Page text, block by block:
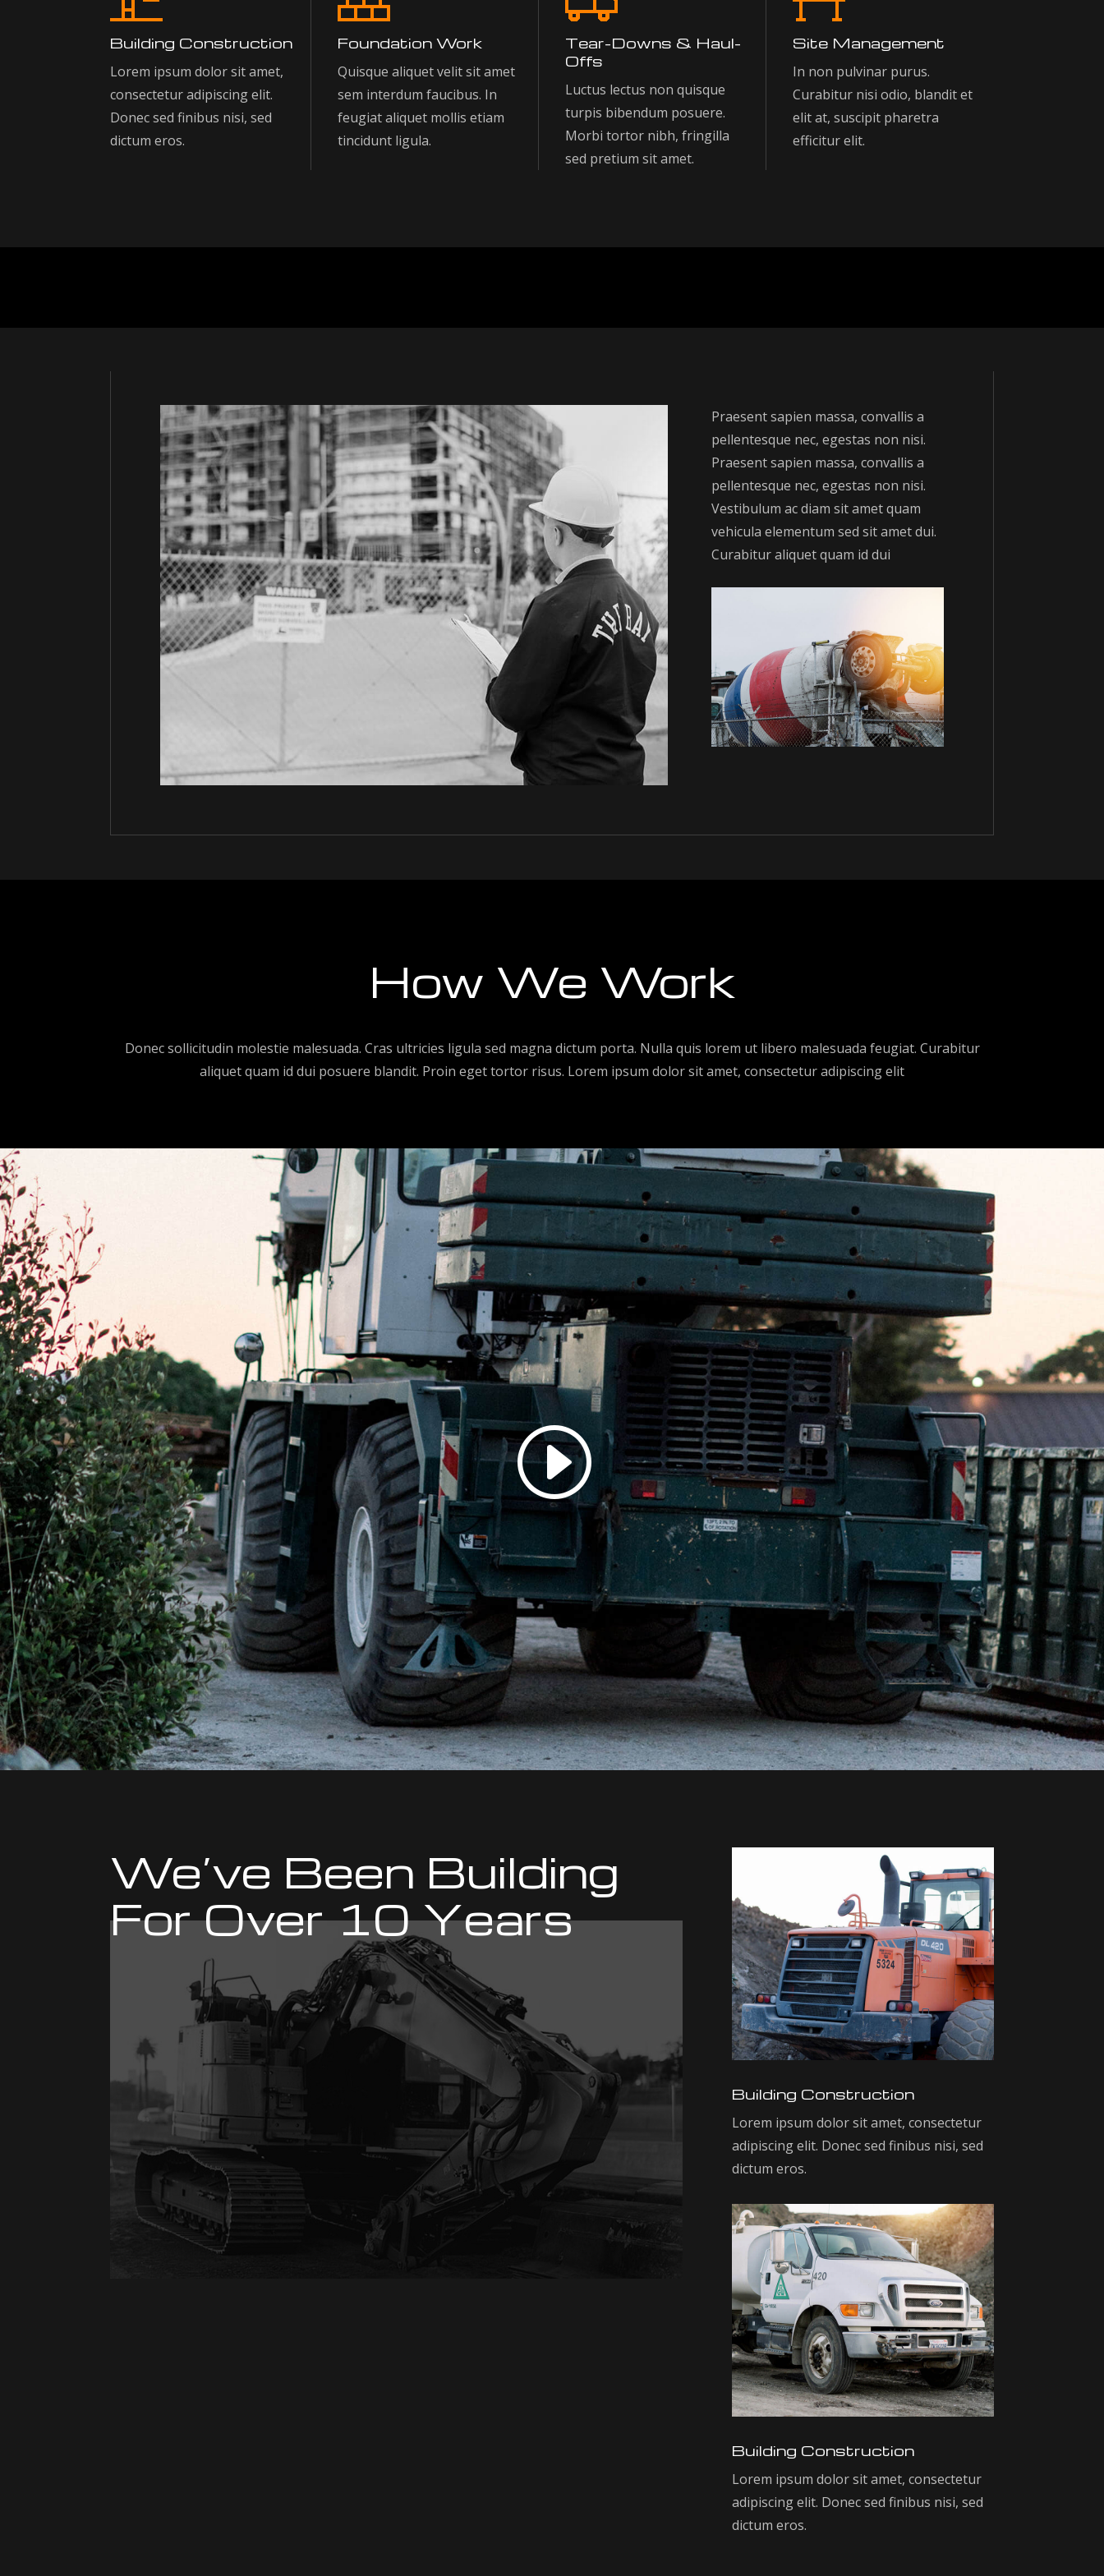
Building Construction
Lorem ipsum dolor sit amet,
consectetur adipiscing elit.
Donec sed finibus nisi, sed
dictum eros.
Foundation Work
Quisque aliquet velit sit amet
sem interdum faucibus. In
feugiat aliquet mollis etiam
tincidunt ligula.
Tear-Downs & Haul-
Offs
Luctus lectus non quisque
turpis bibendum posuere.
Morbi tortor nibh, fringilla
sed pretium sit amet.
Site Management
In non pulvinar purus.
Curabitur nisi odio, blandit et
elit at, suscipit pharetra
efficitur elit.
Praesent sapien massa, convallis a
pellentesque nec, egestas non nisi.
Praesent sapien massa, convallis a
pellentesque nec, egestas non nisi.
Vestibulum ac diam sit amet quam
vehicula elementum sed sit amet dui.
Curabitur aliquet quam id dui
How We Work
Donec sollicitudin molestie malesuada. Cras ultricies ligula sed magna dictum porta. Nulla quis lorem ut libero malesuada feugiat. Curabitur
aliquet quam id dui posuere blandit. Proin eget tortor risus. Lorem ipsum dolor sit amet, consectetur adipiscing elit
We’ve Been Building
For Over 10 Years
Building Construction
Lorem ipsum dolor sit amet, consectetur
adipiscing elit. Donec sed finibus nisi, sed
dictum eros.
Building Construction
Lorem ipsum dolor sit amet, consectetur
adipiscing elit. Donec sed finibus nisi, sed
dictum eros.